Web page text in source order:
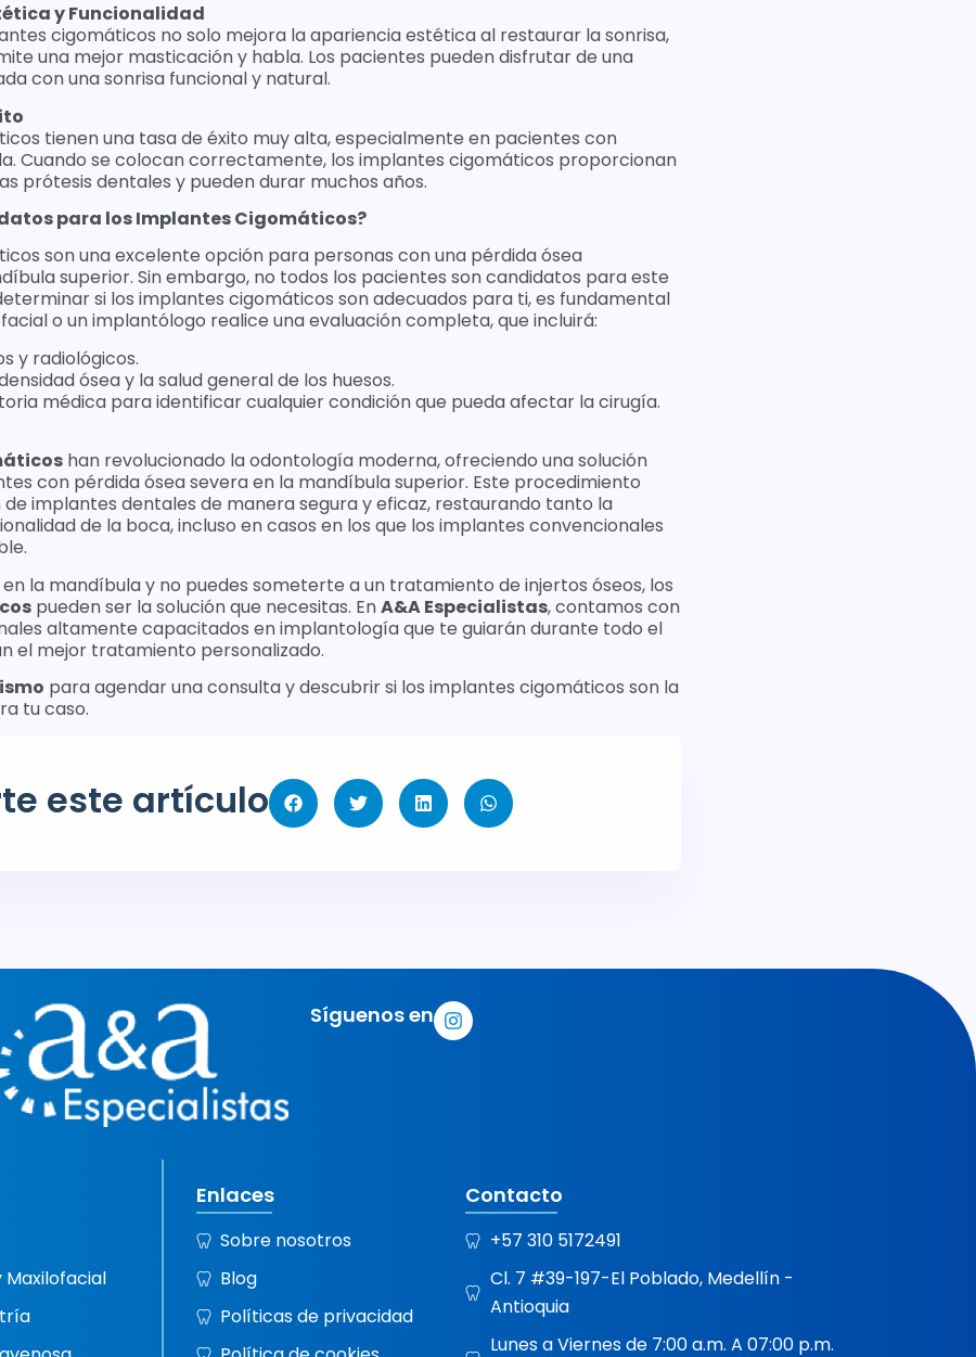
y Funcionalidad
cigomáticos no solo mejora la apariencia estética al restaurar la sonrisa,
una mejor masticación y habla. Los pacientes pueden disfrutar de una
con una sonrisa funcional y natural.
tienen una tasa de éxito muy alta, especialmente en pacientes con
Cuando se colocan correctamente, los implantes cigomáticos proporcionan
prótesis dentales y pueden durar muchos años.
para los Implantes Cigomáticos?
son una excelente opción para personas con una pérdida ósea
superior. Sin embargo, no todos los pacientes son candidatos para este
si los implantes cigomáticos son adecuados para ti, es fundamental
o un implantólogo realice una evaluación completa, que incluirá:
y radiológicos.
ósea y la salud general de los huesos.
médica para identificar cualquier condición que pueda afectar la cirugía.
han revolucionado la odontología moderna, ofreciendo una solución
con pérdida ósea severa en la mandíbula superior. Este procedimiento
implantes dentales de manera segura y eficaz, restaurando tanto la
de la boca, incluso en casos en los que los implantes convencionales
la mandíbula y no puedes someterte a un tratamiento de injertos óseos, los
pueden ser la solución que necesitas. EnA&A Especialistas, contamos con
altamente capacitados en implantología que te guiarán durante todo el
el mejor tratamiento personalizado.
para agendar una consulta y descubrir si los implantes cigomáticos son la
tu caso.
este artículo
Síguenos en
Maxilofacial
Enlaces
Sobre nosotros
Blog
Políticas de privacidad
Contacto
+57 310 5172491
Cl. 7 #39-197-El Poblado, Medellín -
Antioquia
Lunes a Viernes de 7:00 a.m. A 07:00 p.m.